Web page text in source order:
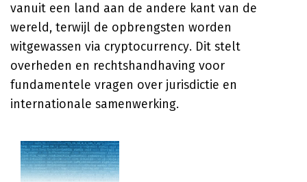
vanuit een land aan de andere kant van de
wereld, terwijl de opbrengsten worden
witgewassen via cryptocurrency. Dit stelt
overheden en rechtshandhaving voor
fundamentele vragen over jurisdictie en
internationale samenwerking.